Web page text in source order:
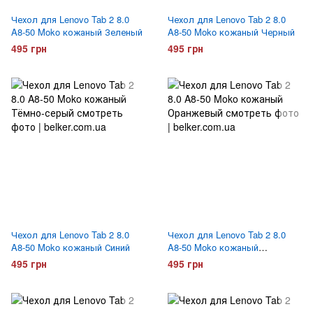
Чехол для Lenovo Tab 2 8.0
A8-50 Moko кожаный Зеленый
495 грн
Чехол для Lenovo Tab 2 8.0
A8-50 Moko кожаный Черный
495 грн
Чехол для Lenovo Tab 2 8.0
A8-50 Moko кожаный Синий
495 грн
Чехол для Lenovo Tab 2 8.0
A8-50 Moko кожаный
Оранжевый
495 грн